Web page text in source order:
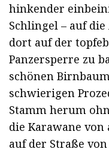
hinkender
Schlingel – auf
dort auf der
Panzersperre zu
schönen
schwierigen
Stamm herum
die Karawane
auf der Straße